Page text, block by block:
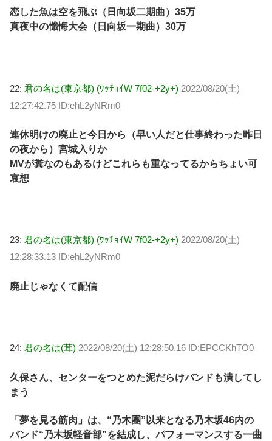
恋した魚は空を飛ぶ（日向坂二期曲）35万
真夜中の懺悔大会（日向坂一期曲）30万
22: 君の名は(東京都) (ﾜｯﾁｮｲW 7f02-+2y+) 2022/08/20(土)
12:27:42.75 ID:ehL2yNRm0
連休明けの廃止と今日から（早い人だと仕事終わった昨日
の夜から）宮城入りか
MVが糞なのもあるけどこれらも重なってるからちょい可
哀想
23: 君の名は(東京都) (ﾜｯﾁｮｲW 7f02-+2y+) 2022/08/20(土)
12:28:33.13 ID:ehL2yNRm0
廃止じゃなくて配信
24: 君の名は(茸) 2022/08/20(土) 12:28:50.16 ID:EPCCKhTO0
久保さん、センターをつとめた泥だらけバンドも潰してし
まう
「夢を見る筋肉」は、“乃木團”以来となる乃木坂46内の
バンド“乃木坂軽音部”を結成し、パフォーマンスする一曲